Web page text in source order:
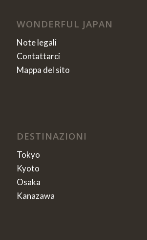
WONDERFUL JAPAN
Note legali
Contattarci
Mappa del sito
DESTINAZIONI
Tokyo
Kyoto
Osaka
Kanazawa